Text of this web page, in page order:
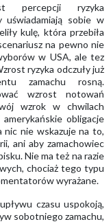
percepcji ryzyka
uświadamiają sobie w
kulę, która przebiła
na pewno nie
w USA, ale tez
ryzyka odczuły już
zamachu rosną.
wzrost notowań
wzrok w chwilach
obligacje
nic nie wskazuje na to,
ani aby zamachowiec
Nie ma też na razie
chociaż tego typu
wyrażane.
czasu uspokoją,
sobotniego zamachu,